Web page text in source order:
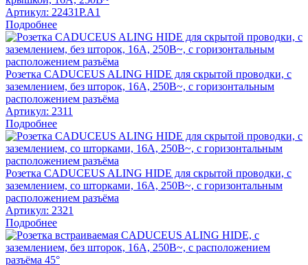
Артикул: 22431P.A1
Подробнее
Розетка CADUCEUS ALING HIDE для скрытой проводки, с
заземлением, без шторок, 16А, 250В~, с горизонтальным
расположением разъёма
Артикул: 2311
Подробнее
Розетка CADUCEUS ALING HIDE для скрытой проводки, с
заземлением, со шторками, 16А, 250В~, с горизонтальным
расположением разъёма
Артикул: 2321
Подробнее